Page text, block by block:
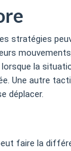
stratégies
la
Une autre
déplacer.
faire la